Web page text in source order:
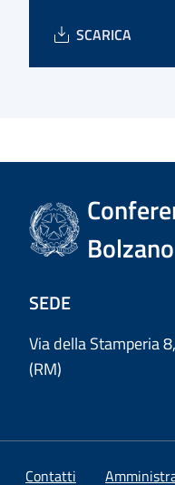
SCARICA
Bolzano
SEDE
Via della Stamperia
(RM)
Contatti